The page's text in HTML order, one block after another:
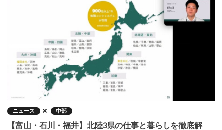
ニュース 中部
【富山・石川・福井】北陸3県の仕事と暮らしを徹底解